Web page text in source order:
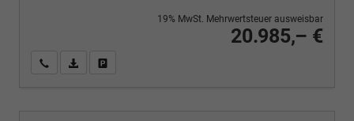
20.985,– €
19% MwSt. Mehrwertsteuer ausweisbar
Wir rufen Sie anPDF-Fahrzeugexposé drucken